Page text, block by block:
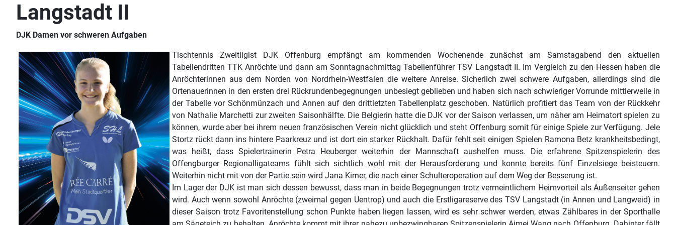
Langstadt II
DJK Damen vor schweren Aufgaben
Tischtennis Zweitligist DJK Offenburg empfängt am kommenden Wochenende zunächst am Samstagabend den aktuellen
Tabellendritten TTK Anröchte und dann am Sonntagnachmittag Tabellenführer TSV Langstadt II. Im Vergleich zu den Hessen haben die
Anröchterinnen aus dem Norden von Nordrhein-Westfalen die weitere Anreise. Sicherlich zwei schwere Aufgaben, allerdings sind die
Ortenauerinnen in den ersten drei Rückrundenbegegnungen unbesiegt geblieben und haben sich nach schwieriger Vorrunde mittlerweile in
der Tabelle vor Schönmünzach und Annen auf den drittletzten Tabellenplatz geschoben. Natürlich profitiert das Team von der Rückkehr
von Nathalie Marchetti zur zweiten Saisonhälfte. Die Belgierin hatte die DJK vor der Saison verlassen, um näher am Heimatort spielen zu
können, wurde aber bei ihrem neuen französischen Verein nicht glücklich und steht Offenburg somit für einige Spiele zur Verfügung. Jele
Stortz rückt dann ins hintere Paarkreuz und ist dort ein starker Rückhalt. Dafür fehlt seit einigen Spielen Ramona Betz krankheitsbedingt,
was heißt, dass Spielertrainerin Petra Heuberger weiterhin der Mannschaft aushelfen muss. Die erfahrene Spitzenspielerin des
Offengburger Regionalligateams fühlt sich sichtlich wohl mit der Herausforderung und konnte bereits fünf Einzelsiege beisteuern.
Weiterhin nicht mit von der Partie sein wird Jana Kirner, die nach einer Schulteroperation auf dem Weg der Besserung ist.
Im Lager der DJK ist man sich dessen bewusst, dass man in beide Begegnungen trotz vermeintlichem Heimvorteil als Außenseiter gehen
wird. Auch wenn sowohl Anröchte (zweimal gegen Uentrop) und auch die Erstligareserve des TSV Langstadt (in Annen und Langweid) in
dieser Saison trotz Favoritenstellung schon Punkte haben liegen lassen, wird es sehr schwer werden, etwas Zählbares in der Sporthalle